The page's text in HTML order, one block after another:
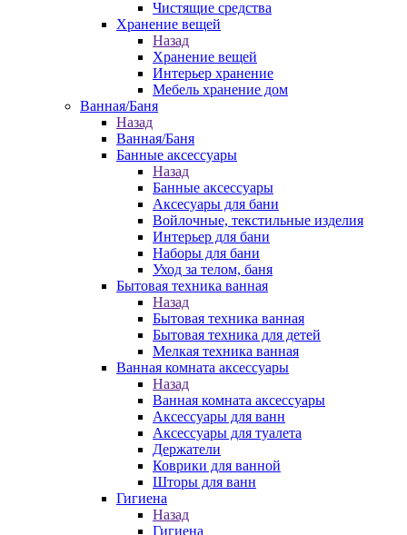
Чистящие средства
Хранение вещей
Назад
Хранение вещей
Интерьер хранение
Мебель хранение дом
Ванная/Баня
Назад
Ванная/Баня
Банные аксессуары
Назад
Банные аксессуары
Аксесуары для бани
Войлочные, текстильные изделия
Интерьер для бани
Наборы для бани
Уход за телом, баня
Бытовая техника ванная
Назад
Бытовая техника ванная
Бытовая техника для детей
Мелкая техника ванная
Ванная комната аксессуары
Назад
Ванная комната аксессуары
Аксессуары для ванн
Аксессуары для туалета
Держатели
Коврики для ванной
Шторы для ванн
Гигиена
Назад
Гигиена